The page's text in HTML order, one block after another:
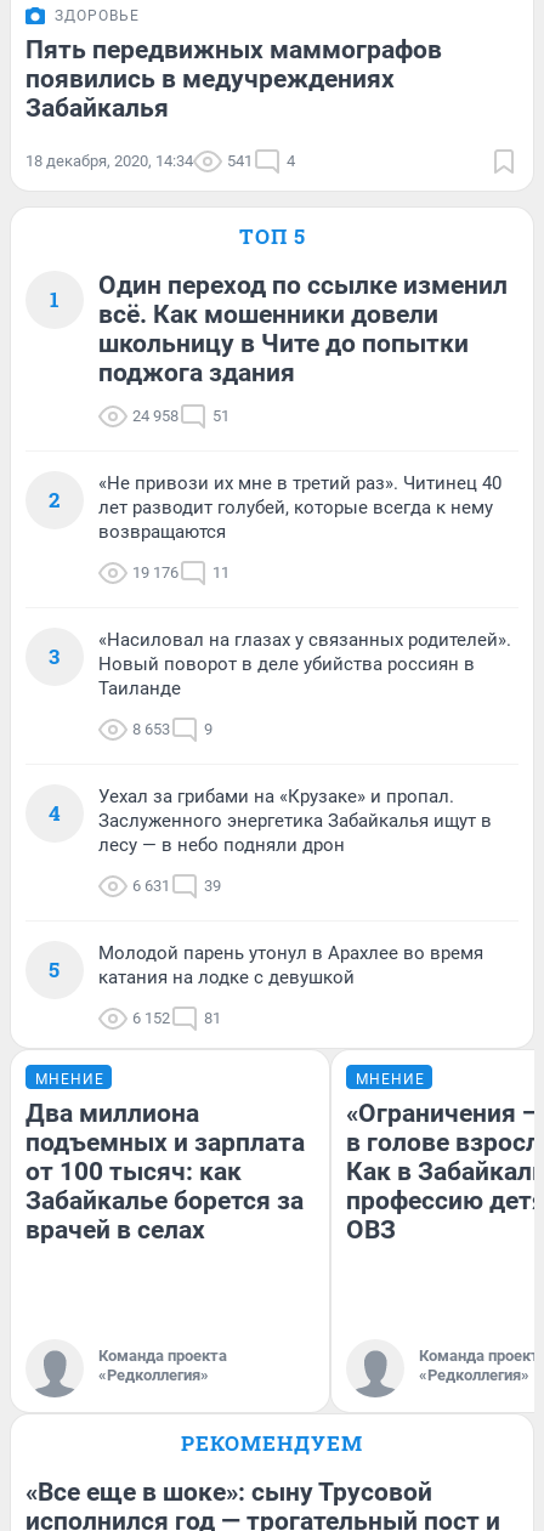
ЗДОРОВЬЕ
Пять передвижных маммографов
появились в медучреждениях
Забайкалья
18 декабря, 2020, 14:34 541 4
ТОП 5
1
Один переход по ссылке изменил
всё. Как мошенники довели
школьницу в Чите до попытки
поджога здания
24 958 51
2
«Не привози их мне в третий раз». Читинец 40
лет разводит голубей, которые всегда к нему
возвращаются
19 176 11
3
«Насиловал на глазах у связанных родителей».
Новый поворот в деле убийства россиян в
Таиланде
8 653 9
4
Уехал за грибами на «Крузаке» и пропал.
Заслуженного энергетика Забайкалья ищут в
лесу — в небо подняли дрон
6 631 39
5
Молодой парень утонул в Арахлее во время
катания на лодке с девушкой
6 152 81
МНЕНИЕ
Два миллиона
подъемных и зарплата
от 100 тысяч: как
Забайкалье борется за
врачей в селах
Команда проекта
«Редколлегия»
МНЕНИЕ
«Ограничения
в голове
Как в
профессию
ОВЗ
Команда
«Редколлегия»
РЕКОМЕНДУЕМ
«Все еще в шоке»: сыну Трусовой
исполнился год — трогательный пост и